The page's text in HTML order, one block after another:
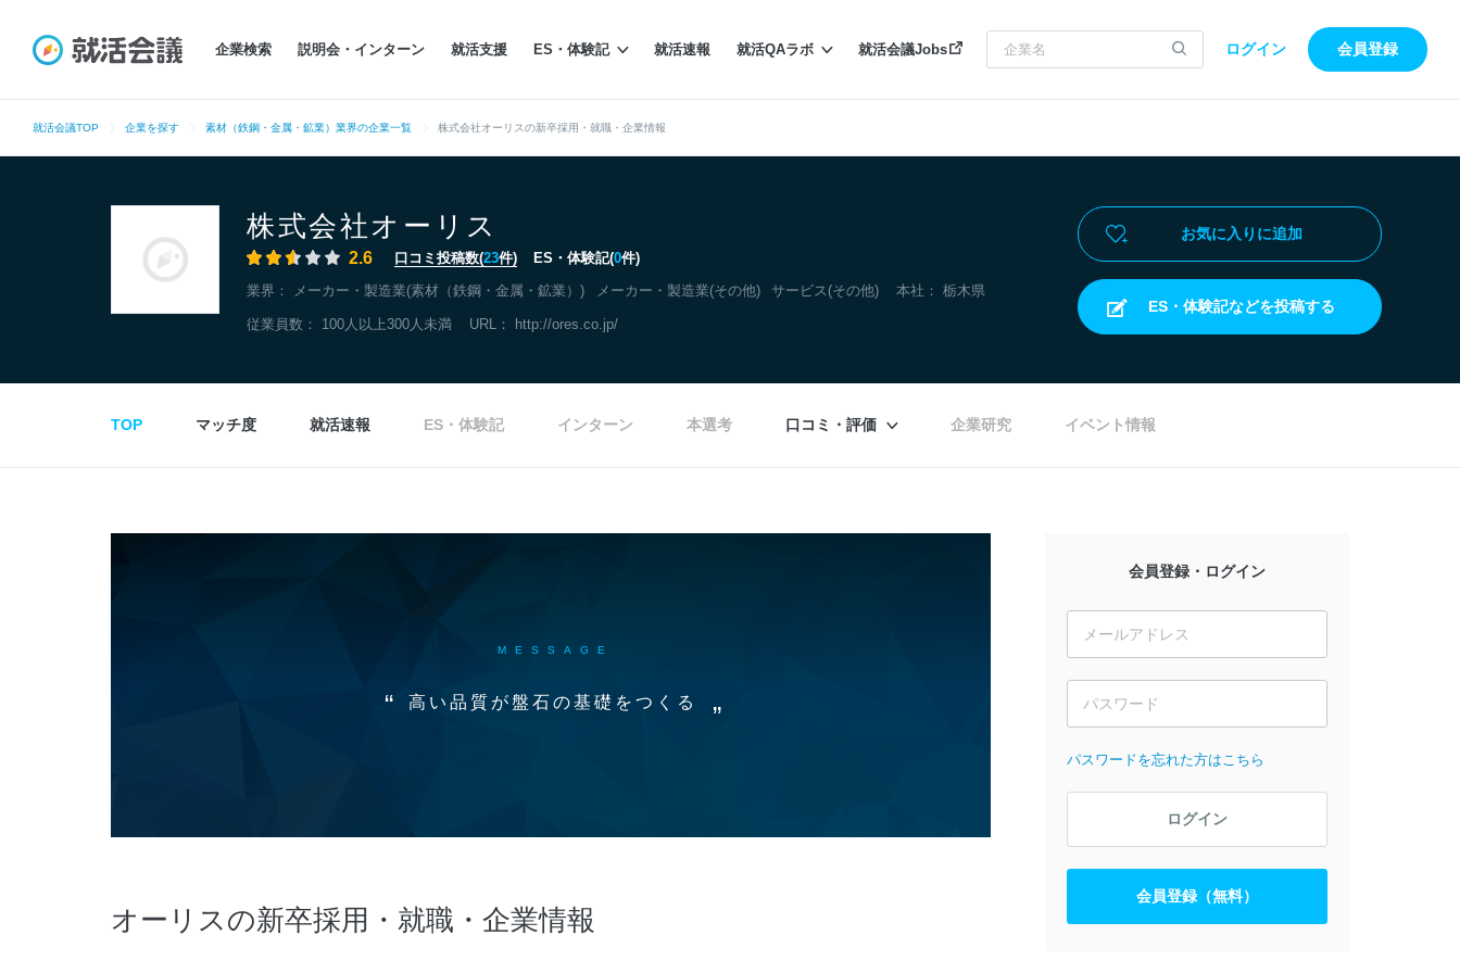
企業検索 説明会・インターン 就活支援 ES・体験記 就活速報 就活QAラボ 就活会議Jobs ログイン 会員登録
就活会議TOP 企業を探す 素材（鉄鋼・金属・鉱業）業界の企業一覧 株式会社オーリスの新卒採用・就職・企業情報
株式会社オーリス
2.6 口コミ投稿数(23件) ES・体験記(0件)
業界： メーカー・製造業(素材（鉄鋼・金属・鉱業）) メーカー・製造業(その他) サービス(その他) 本社： 栃木県
従業員数： 100人以上300人未満 URL： http://ores.co.jp/
お気に入りに追加
ES・体験記などを投稿する
TOP マッチ度 就活速報 ES・体験記 インターン 本選考 口コミ・評価 企業研究 イベント情報
MESSAGE
高い品質が盤石の基礎をつくる
オーリスの新卒採用・就職・企業情報
会員登録・ログイン
パスワードを忘れた方はこちら
ログイン
会員登録（無料）